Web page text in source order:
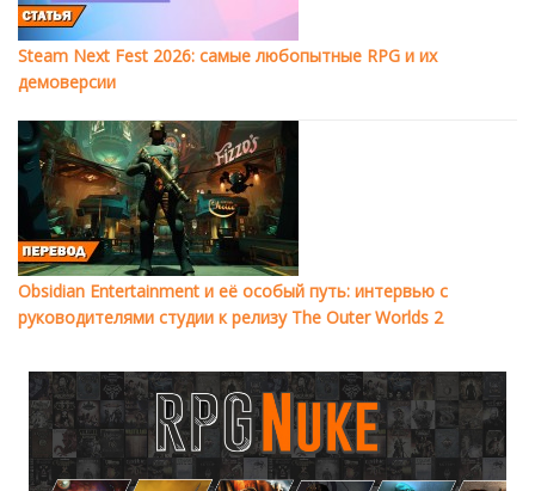
Steam Next Fest 2026: самые любопытные RPG и их
демоверсии
Obsidian Entertainment и её особый путь: интервью с
руководителями студии к релизу The Outer Worlds 2